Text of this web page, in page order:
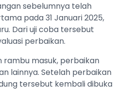
sebelumnya telah
pada 31 Januari 2025,
Dari uji coba tersebut
perbaikan.
rambu masuk, perbaikan
lainnya. Setelah perbaikan
tersebut kembali dibuka